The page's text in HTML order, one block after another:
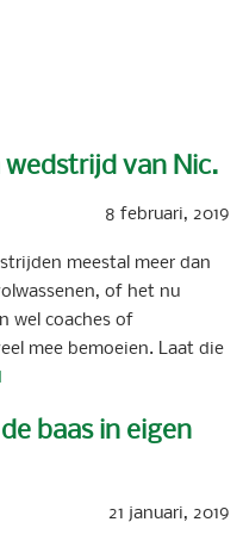
wedstrijd van Nic.
8 februari, 2019
meestal meer dan
of het nu
wel coaches of
mee bemoeien. Laat die
baas in eigen
21 januari, 2019